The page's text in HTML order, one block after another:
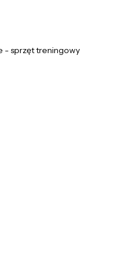
- sprzęt treningowy